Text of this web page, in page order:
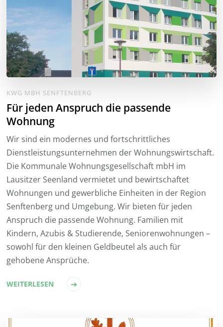
KWG MBH SENFTENBERG
Für jeden Anspruch die passende
Wohnung
Wir sind ein modernes und fortschrittliches
Dienstleistungsunternehmen der Wohnungswirtschaft.
Die Kommunale Wohnungsgesellschaft mbH im
Lausitzer Seenland vermietet und bewirtschaftet
Wohnungen und gewerbliche Einheiten in der Region
Senftenberg und Umgebung. Wir bieten für jeden
Anspruch die passende Wohnung. Familien mit
Kindern, Azubis & Studierende, Seniorenwohnungen –
sowohl für den kleinen Geldbeutel als auch für
gehobene Ansprüche.
WEITERLESEN